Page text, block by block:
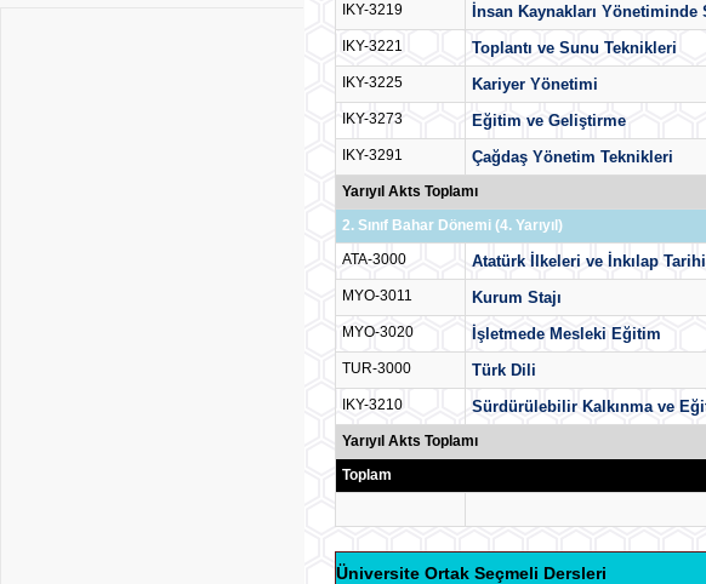
IKY-3219 İnsan Kaynakları
IKY-3221 Toplantı ve Sunu Teknikleri
IKY-3225 Kariyer Yönetimi
IKY-3273 Eğitim ve Geliştirme
IKY-3291 Çağdaş Yönetim Teknikleri
Yarıyıl Akts Toplamı
2. Sınıf Bahar Dönemi (4. Yarıyıl)
ATA-3000
Atatürk İlkeleri ve İnkılap Tarihi
MYO-3011 Kurum Stajı
MYO-3020 İşletmede Mesleki Eğitim
TUR-3000 Türk Dili
IKY-3210 Sürdürülebilir Kalkınma ve
Yarıyıl Akts Toplamı
Toplam
Üniversite Ortak Seçmeli Dersleri